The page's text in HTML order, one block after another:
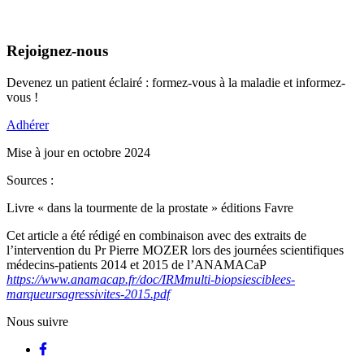
Rejoignez-nous
Devenez un patient éclairé : formez-vous à la maladie et informez-
vous !
Adhérer
Mise à jour en octobre 2024
Sources :
Livre « dans la tourmente de la prostate » éditions Favre
Cet article a été rédigé en combinaison avec des extraits de
l’intervention du Pr Pierre MOZER lors des journées scientifiques
médecins-patients 2014 et 2015 de l’ANAMACaP
https://www.anamacap.fr/doc/IRMmulti-biopsiesciblees-
marqueursagressivites-2015.pdf
Nous suivre